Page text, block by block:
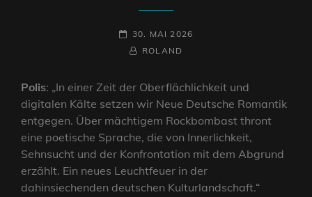
POSTED-
ON
30. MAI 2026
BY
BYLINEROLAND
Polis: „In einer Zeit der Oberflächlichkeit und
digitalen Kälte setzen wir Neue Deutsche Romantik
entgegen. Über mächtigem Rockbombast thront
eine poetische Sprache, die von Innerlichkeit,
Sehnsucht und der Konfrontation mit dem Abgrund
erzählt. Ein neues Leuchtfeuer in der
dahinsiechenden deutschen Kulturlandschaft.“